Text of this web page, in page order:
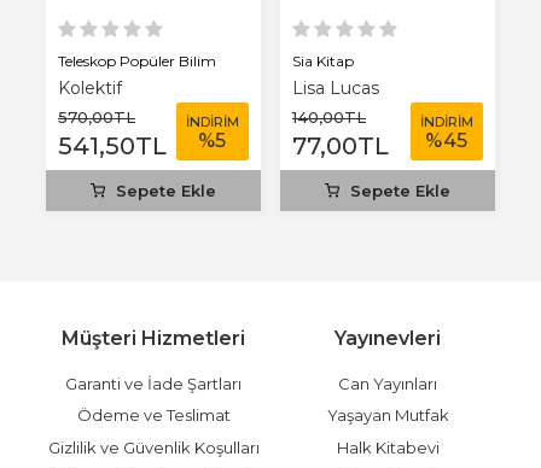
Teleskop Popüler Bilim
Kolektif
570,00TL
541,50TL
İNDİRİM
%5
Sepete Ekle
Sia Kitap
Lisa Lucas
140,00TL
77,00TL
İNDİRİM
%45
Sepete Ekle
Müşteri Hizmetleri
Garanti ve İade Şartları
Ödeme ve Teslimat
Gizlilik ve Güvenlik Koşulları
Yayınevleri
Can Yayınları
Yaşayan Mutfak
Halk Kitabevi